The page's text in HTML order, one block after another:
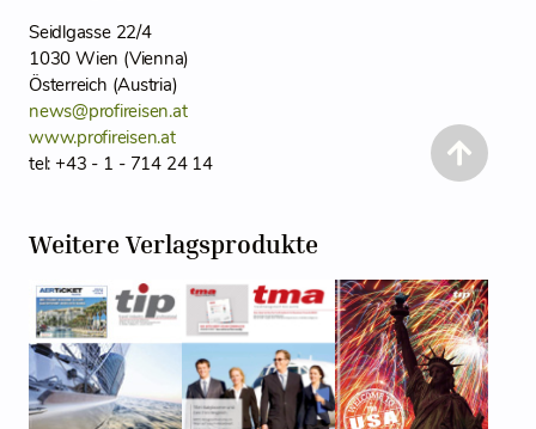
Seidlgasse 22/4
1030 Wien (Vienna)
Österreich (Austria)
news@profireisen.at
www.profireisen.at
tel: +43 - 1 - 714 24 14
Weitere Verlagsprodukte